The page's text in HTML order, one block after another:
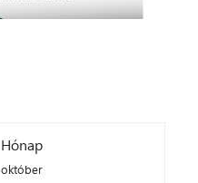
Hónap
október